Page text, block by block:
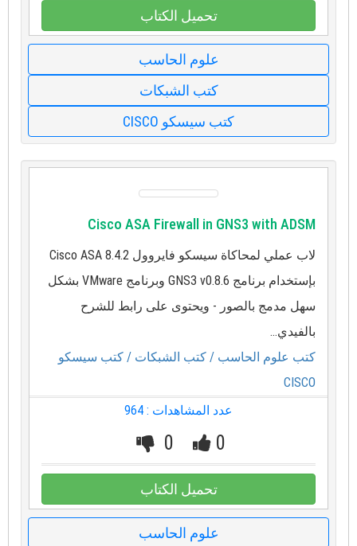
تحميل الكتاب
علوم الحاسب
كتب الشبكات
كتب سيسكو CISCO
Cisco ASA Firewall in GNS3 with ADSM
لاب عملي لمحاكاة سيسكو فايروول Cisco ASA 8.4.2
بإستخدام برنامج GNS3 v0.8.6 وبرنامج VMware بشكل
سهل مدمج بالصور - ويحتوى على رابط للشرح
بالفيدي...
كتب علوم الحاسب / كتب الشبكات / كتب سيسكو
CISCO
عدد المشاهدات : 964
0
0
تحميل الكتاب
علوم الحاسب